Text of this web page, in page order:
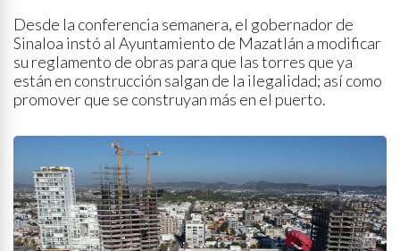
Desde la conferencia semanera, el gobernador de
Sinaloa instó al Ayuntamiento de Mazatlán a modificar
su reglamento de obras para que las torres que ya
están en construcción salgan de la ilegalidad; así como
promover que se construyan más en el puerto.